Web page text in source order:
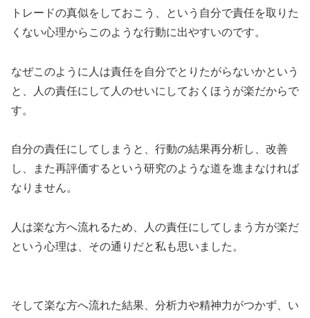
トレードの真似をしておこう、という自分で責任を取りた
くない心理からこのような行動に出やすいのです。
なぜこのように人は責任を自分でとりたがらないかという
と、人の責任にして人のせいにしておくほうが楽だからで
す。
自分の責任にしてしまうと、行動の結果再分析し、改善
し、また再評価するという研究のような道を進まなければ
なりません。
人は楽な方へ流れるため、人の責任にしてしまう方が楽だ
という心理は、その通りだと私も思いました。
そして楽な方へ流れた結果、分析力や精神力がつかず、い